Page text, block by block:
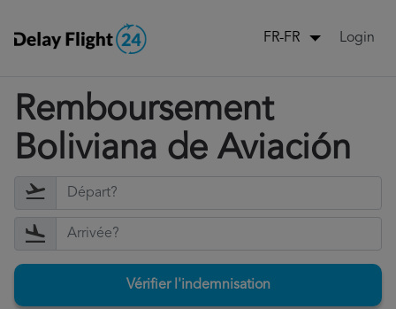
FR-FR Login
Remboursement
Boliviana de Aviación
Vérifier l'indemnisation